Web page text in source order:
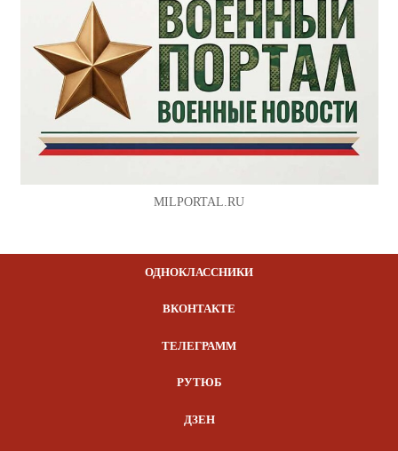
MILPORTAL.RU
ОДНОКЛАССНИКИ
ВКОНТАКТЕ
ТЕЛЕГРАММ
РУТЮБ
ДЗЕН